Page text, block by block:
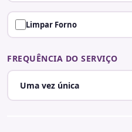
Limpar Forno
FREQUÊNCIA DO SERVIÇO